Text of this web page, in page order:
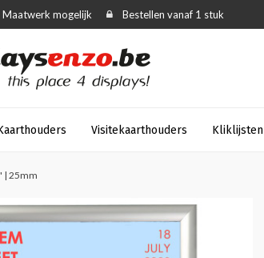
Maatwerk mogelijk Bestellen vanaf 1 stuk
Visitekaarthouders Kliklijsten
| 25mm